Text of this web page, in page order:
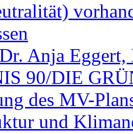
Anja
90/DIE
des MV-
und